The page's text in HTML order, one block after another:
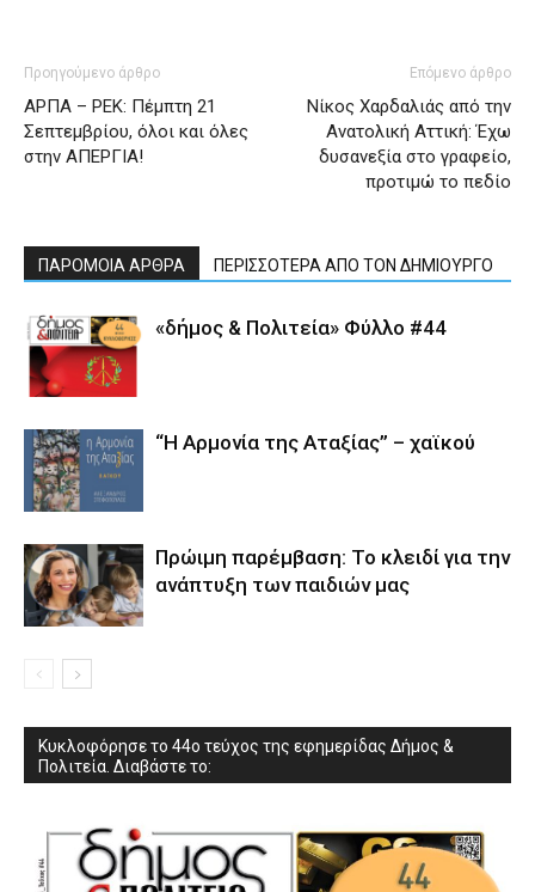
Προηγούμενο άρθρο
ΑΡΠΑ – ΡΕΚ: Πέμπτη 21
Σεπτεμβρίου, όλοι και όλες
στην ΑΠΕΡΓΙΑ!
Επόμενο άρθρο
Νίκος Χαρδαλιάς από την
Ανατολική Αττική: Έχω
δυσανεξία στο γραφείο,
προτιμώ το πεδίο
ΠΑΡΟΜΟΙΑ ΑΡΘΡΑ ΠΕΡΙΣΣΟΤΕΡΑ ΑΠΟ ΤΟΝ ΔΗΜΙΟΥΡΓΟ
«δήμος & Πολιτεία» Φύλλο #44
“Η Αρμονία της Αταξίας” – χαϊκού
Πρώιμη παρέμβαση: Το κλειδί για την
ανάπτυξη των παιδιών µας
Κυκλοφόρησε το 44ο τεύχος της εφημερίδας Δήμος &
Πολιτεία. Διαβάστε το: